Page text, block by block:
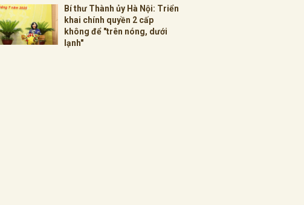
Bí thư Thành ủy Hà Nội: Triển
khai chính quyền 2 cấp
không để "trên nóng, dưới
lạnh"